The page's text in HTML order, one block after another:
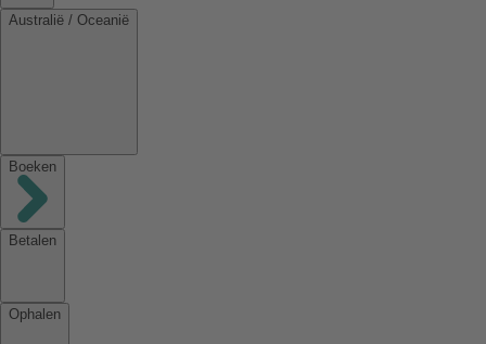
Australië / Oceanië
Boeken
Betalen
Ophalen